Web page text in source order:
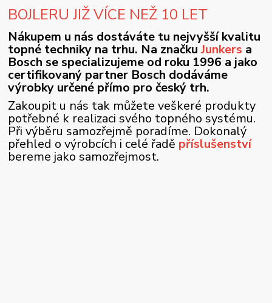
BOJLERU JIŽ VÍCE NEŽ 10 LET
Nákupem u nás dostáváte tu nejvyšší kvalitu
topné techniky na trhu. Na značkuJunkers a
Bosch se specializujeme od roku 1996 a jako
certifikovaný partner Bosch dodáváme
výrobky určené přímo pro český trh.
Zakoupit u nás tak můžete veškeré produkty
potřebné k realizaci svého topného systému.
Při výběru samozřejmě poradíme. Dokonalý
přehled o výrobcích i celé řadě příslušenství
bereme jako samozřejmost.